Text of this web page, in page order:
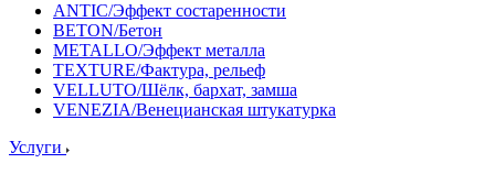
ANTIC/Эффект состаренности
BETON/Бетон
METALLO/Эффект металла
TEXTURE/Фактура, рельеф
VELLUTO/Шёлк, бархат, замша
VENEZIA/Венецианская штукатурка
Услуги